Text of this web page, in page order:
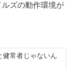
ルズの動作環境が
健常者じゃないん